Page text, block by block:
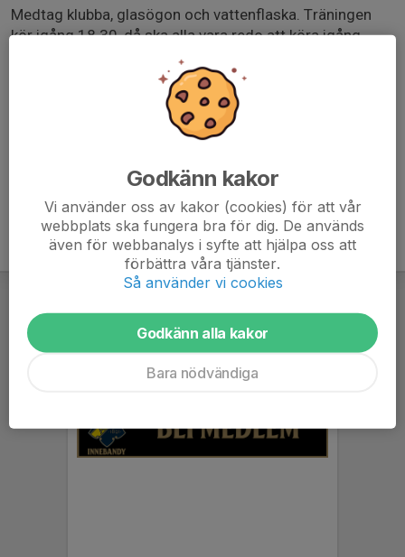
Medtag klubba, glasögon och vattenflaska. Träningen
kör igång 18.30, då ska alla vara redo att köra igång.
Föräldrar hjälper till att bygga/ta bort sarg.
Godkänn kakor
Vi använder oss av kakor (cookies) för att vår
webbplats ska fungera bra för dig. De används
även för webbanalys i syfte att hjälpa oss att
förbättra våra tjänster.
Så använder vi cookies
Godkänn alla kakor
Bara nödvändiga